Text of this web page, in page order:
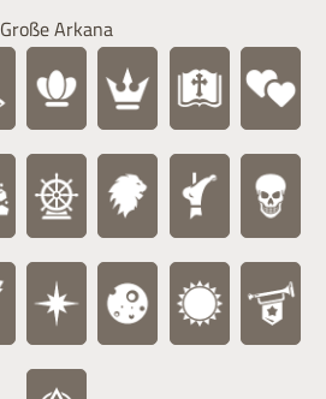
Große Arkana